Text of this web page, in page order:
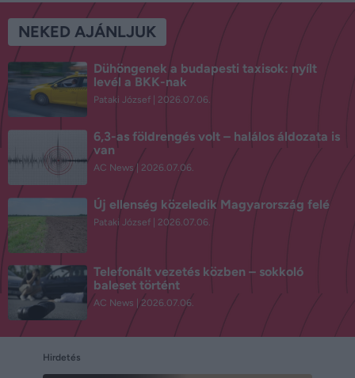
NEKED AJÁNLJUK
Dühöngenek a budapesti taxisok: nyílt
levél a BKK-nak
Pataki József 2026.07.06.
6,3-as földrengés volt – halálos áldozata is
van
AC News 2026.07.06.
Új ellenség közeledik Magyarország felé
Pataki József 2026.07.06.
Telefonált vezetés közben – sokkoló
baleset történt
AC News 2026.07.06.
Hirdetés